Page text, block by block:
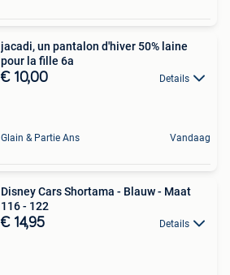
jacadi, un pantalon d'hiver 50% laine
pour la fille 6a
€ 10,00 Details
Glain & Partie Ans Vandaag
Disney Cars Shortama - Blauw - Maat
116 - 122
€ 14,95 Details